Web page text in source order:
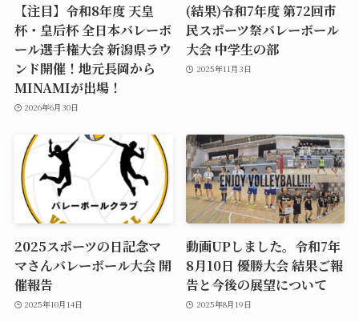
【注目】令和8年度 天皇
杯・皇后杯 全日本バレーボ
ール選手権大会 新潟県ラウ
ンド開催！地元長岡から
MINAMIが出場！
2026年6月30日
(結果)令和7年度 第72回市
民スポーツ祭バレーボール
大会 中学生の部
2025年11月3日
2025スポーツの日記念マ
マさんバレーボール大会 開
催報告
2025年10月14日
動画UPしました。令和7年
8月10日 優勝大会 結果ご報
告と今後の展望について
2025年8月19日